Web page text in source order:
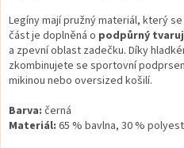
Legíny mají pružný materiál, který
část je doplněná o podpůrný
a zpevní oblast zadečku. Díky
zkombinujete se sportovní
mikinou nebo oversized košilí.
Barva: černá
Materiál: 65 % bavlna, 30 %